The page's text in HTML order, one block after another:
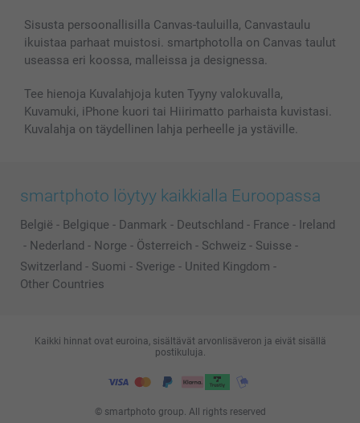
Valokuvakehykset & Lisätarvikkeet
Lahjakortti
Kaikki kuvatuotteet
Sisusta persoonallisilla Canvas-tauluilla, Canvastaulu
ikuistaa parhaat muistosi. smartphotolla on Canvas taulut
useassa eri koossa, malleissa ja designessa.
Tee hienoja Kuvalahjoja kuten Tyyny valokuvalla,
Kuvamuki, iPhone kuori tai Hiirimatto parhaista kuvistasi.
Kuvalahja on täydellinen lahja perheelle ja ystäville.
smartphoto löytyy kaikkialla Euroopassa
België - Belgique - Danmark - Deutschland - France - Ireland
- Nederland - Norge - Österreich - Schweiz - Suisse -
Switzerland - Suomi - Sverige - United Kingdom -
Other Countries
© smartphoto group. All rights reserved
Kaikki hinnat ovat euroina, sisältävät arvonlisäveron ja eivät sisällä
postikuluja.